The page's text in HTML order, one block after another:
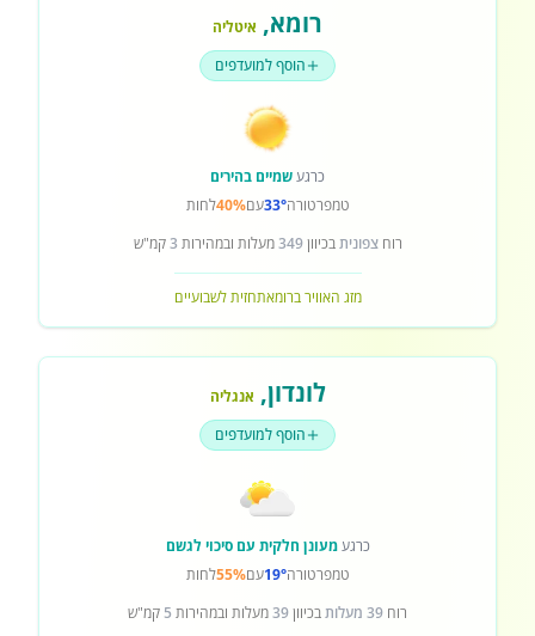
רומא, איטליה
הוסף למועדפים
כרגעשמיים בהירים
טמפרטורה33°עם40%לחות
רוחצפוניתבכיוון349מעלות ובמהירות 3קמ"ש
מזג האוויר ברומאתחזית לשבועיים
לונדון, אנגליה
הוסף למועדפים
כרגעמעונן חלקית עם סיכוי לגשם
טמפרטורה19°עם55%לחות
רוח 39 מעלות בכיוון39מעלות ובמהירות 5 קמ"ש